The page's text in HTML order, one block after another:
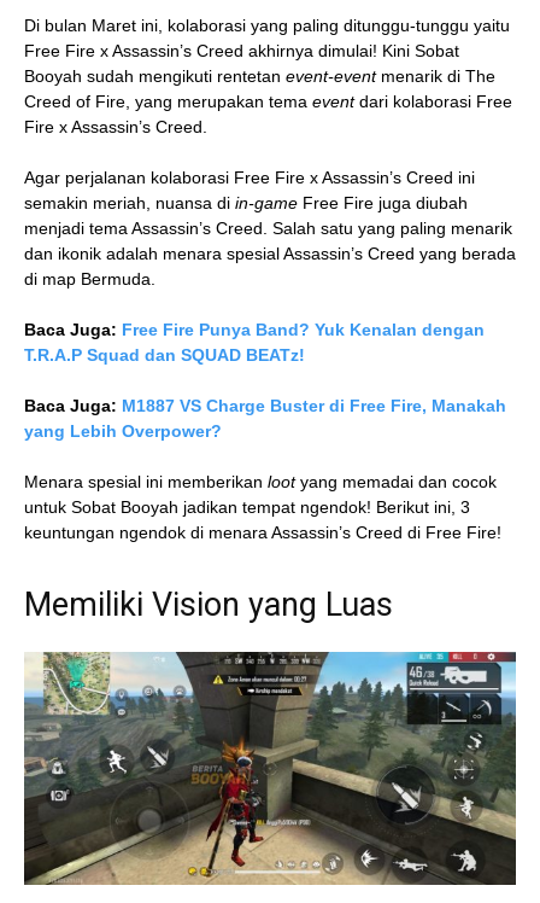
Di bulan Maret ini, kolaborasi yang paling ditunggu-tunggu yaitu
Free Fire x Assassin’s Creed akhirnya dimulai! Kini Sobat
Booyah sudah mengikuti rentetan event-eventmenarik di The
Creed of Fire, yang merupakan tema eventdari kolaborasi Free
Fire x Assassin’s Creed.
Agar perjalanan kolaborasi Free Fire x Assassin’s Creed ini
semakin meriah, nuansa di in-game Free Fire juga diubah
menjadi tema Assassin’s Creed. Salah satu yang paling menarik
dan ikonik adalah menara spesial Assassin’s Creed yang berada
di map Bermuda.
Baca Juga: Free Fire Punya Band? Yuk Kenalan dengan
T.R.A.P Squad dan SQUAD BEATz!
Baca Juga: M1887 VS Charge Buster di Free Fire, Manakah
yang Lebih Overpower?
Menara spesial ini memberikan lootyang memadai dan cocok
untuk Sobat Booyah jadikan tempat ngendok! Berikut ini, 3
keuntungan ngendok di menara Assassin’s Creed di Free Fire!
Memiliki Vision yang Luas